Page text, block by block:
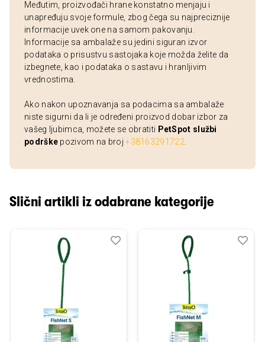
Međutim, proizvođači hrane konstatno menjaju i
unapređuju svoje formule, zbog čega su najpreciznije
informacije uvek one na samom pakovanju.
Informacije sa ambalaže su jedini siguran izvor
podataka o prisustvu sastojaka koje možda želite da
izbegnete, kao i podataka o sastavu i hranljivim
vrednostima.
Ako nakon upoznavanja sa podacima sa ambalaže
niste sigurni da li je određeni proizvod dobar izbor za
vašeg ljubimca, možete se obratiti PetSpot službi
podrške pozivom na broj+38163291722
Slični artikli iz odabrane kategorije
Dodaj
Uporedi